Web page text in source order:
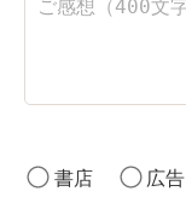
書店 広告